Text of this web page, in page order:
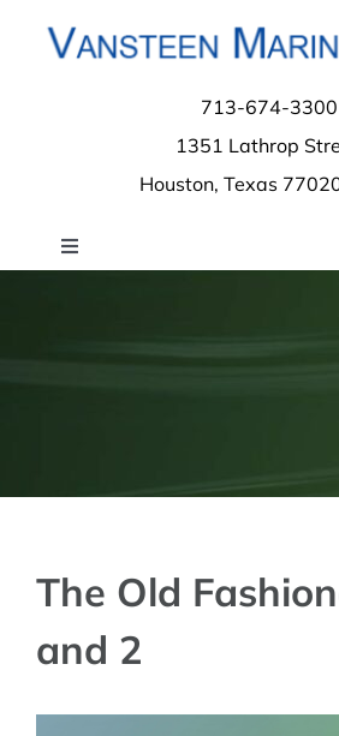
713-674-3300
1351 Lathrop
Houston, Texas
Toggle
The Old
and 2